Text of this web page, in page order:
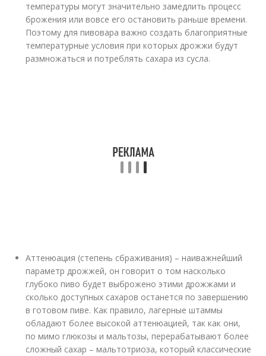
температуры могут значительно замедлить процесс
брожения или вовсе его остановить раньше времени.
Поэтому для пивовара важно создать благоприятные
температурные условия при которых дрожжи будут
размножаться и потреблять сахара из сусла.
Аттенюация (степень сбраживания) – наиважнейший
параметр дрожжей, он говорит о том насколько
глубоко пиво будет выброжено этими дрожжами и
сколько доступных сахаров останется по завершению
в готовом пиве. Как правило, лагерные штаммы
обладают более высокой аттенюацией, так как они,
по мимо глюкозы и мальтозы, перерабатывают более
сложный сахар – мальтотриоза, который классические